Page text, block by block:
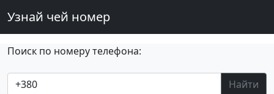
Узнай чей номер
Поиск по номеру телефона:
Найти